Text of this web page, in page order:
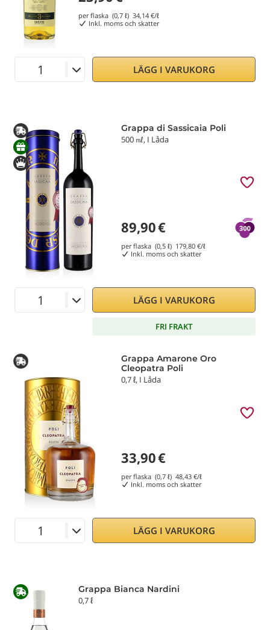
per flaska (0,7 ℓ) 34,14 €/ℓ
Inkl. moms och skatter
LÄGG I VARUKORG
Grappa di Sassicaia Poli
500 ㎖, I Låda
89,90€
per flaska (0,5 ℓ) 179,80€/ℓ
Inkl. moms och skatter
LÄGG I VARUKORG
FRI FRAKT
Grappa Amarone Oro
Cleopatra Poli
0,7 ℓ, I Låda
33,90€
per flaska (0,7 ℓ) 48,43€/ℓ
Inkl. moms och skatter
LÄGG I VARUKORG
Grappa Bianca Nardini
0,7 ℓ